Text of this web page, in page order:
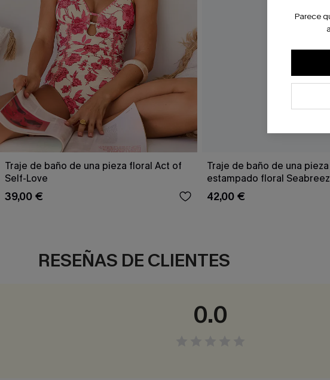
Traje de baño de una pieza floral Act of
Self-Love
39,00 €
Traje de baño de una
estampado floral
42,00 €
RESEÑAS DE CLIENTES
0.0
Parece